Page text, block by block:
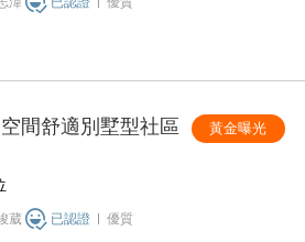
間舒適別墅型社區 黃金曝光
葳 已認證 優質